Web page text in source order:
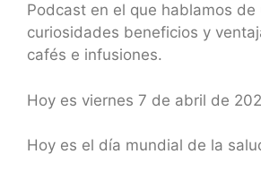
Podcast en el que hablamos de
curiosidades beneficios y
cafés e infusiones.
Hoy es viernes 7 de abril de
Hoy es el día mundial de la